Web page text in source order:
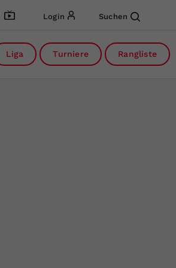
Login Suchen
Liga Turniere Rangliste